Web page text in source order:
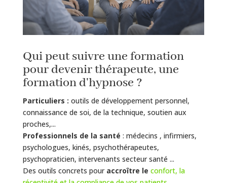
Qui peut suivre une formation
pour devenir thérapeute, une
formation d'hypnose ?
Particuliers : outils de développement personnel,
connaissance de soi, de la technique, soutien aux
proches,...
Professionnels de la santé : médecins , infirmiers,
psychologues, kinés, psychothérapeutes,
psychopraticien, intervenants secteur santé ...
Des outils concrets pour accroître le confort, la